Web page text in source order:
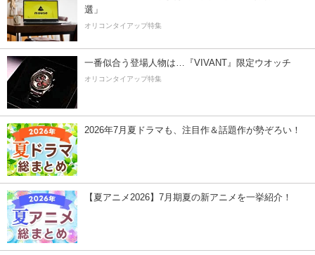
選」
オリコンタイアップ特集
一番似合う登場人物は…『VIVANT』限定ウオッチ
オリコンタイアップ特集
2026年7月夏ドラマも、注目作＆話題作が勢ぞろい！
【夏アニメ2026】7月期夏の新アニメを一挙紹介！